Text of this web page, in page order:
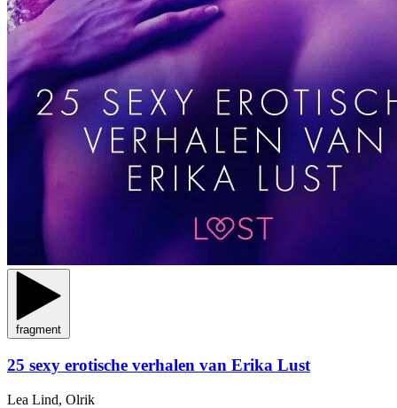
fragment
25 sexy erotische verhalen van Erika Lust
Lea Lind, Olrik